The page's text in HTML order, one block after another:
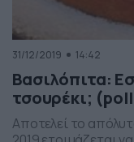
31/12/2019 14:42
Βασιλόπιτα:
τσουρέκι;
Αποτελεί το